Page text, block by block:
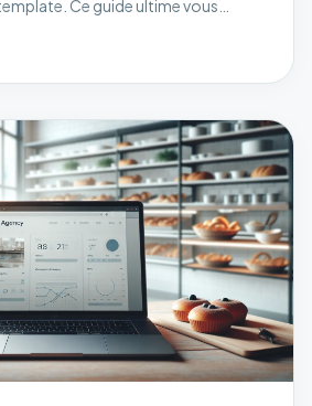
Ce guide ultime vous
et mise en ligne.